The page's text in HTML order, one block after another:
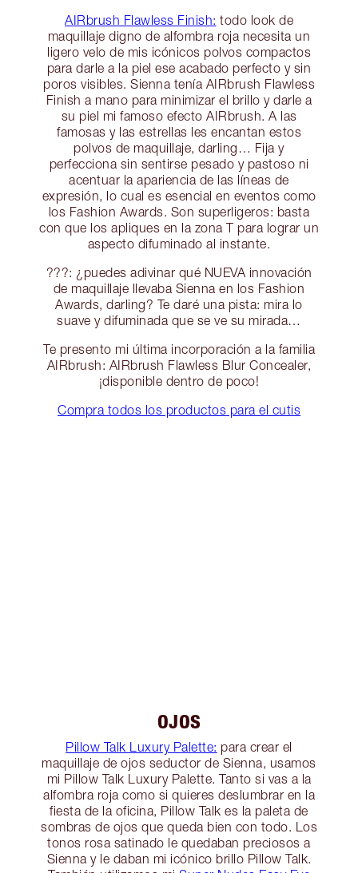
AIRbrush Flawless Finish: todo look de
maquillaje digno de alfombra roja necesita un
ligero velo de mis icónicos polvos compactos
para darle a la piel ese acabado perfecto y sin
poros visibles. Sienna tenía AIRbrush Flawless
Finish a mano para minimizar el brillo y darle a
su piel mi famoso efecto AIRbrush. A las
famosas y las estrellas les encantan estos
polvos de maquillaje, darling… Fija y
perfecciona sin sentirse pesado y pastoso ni
acentuar la apariencia de las líneas de
expresión, lo cual es esencial en eventos como
los Fashion Awards. Son superligeros: basta
con que los apliques en la zona T para lograr un
aspecto difuminado al instante.
???: ¿puedes adivinar qué NUEVA innovación
de maquillaje llevaba Sienna en los Fashion
Awards, darling? Te daré una pista: mira lo
suave y difuminada que se ve su mirada…
Te presento mi última incorporación a la familia
AIRbrush: AIRbrush Flawless Blur Concealer,
¡disponible dentro de poco!
Compra todos los productos para el cutis
OJOS
Pillow Talk Luxury Palette: para crear el
maquillaje de ojos seductor de Sienna, usamos
mi Pillow Talk Luxury Palette. Tanto si vas a la
alfombra roja como si quieres deslumbrar en la
fiesta de la oficina, Pillow Talk es la paleta de
sombras de ojos que queda bien con todo. Los
tonos rosa satinado le quedaban preciosos a
Sienna y le daban mi icónico brillo Pillow Talk.